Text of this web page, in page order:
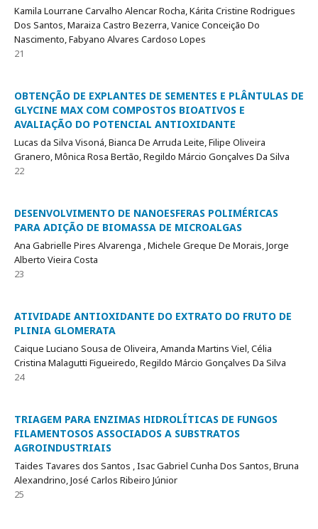
Kamila Lourrane Carvalho Alencar Rocha, Kárita Cristine Rodrigues
Dos Santos, Maraiza Castro Bezerra, Vanice Conceição Do
Nascimento, Fabyano Alvares Cardoso Lopes
21
OBTENÇÃO DE EXPLANTES DE SEMENTES E PLÂNTULAS DE
GLYCINE MAX COM COMPOSTOS BIOATIVOS E
AVALIAÇÃO DO POTENCIAL ANTIOXIDANTE
Lucas da Silva Visoná, Bianca De Arruda Leite, Filipe Oliveira
Granero, Mônica Rosa Bertão, Regildo Márcio Gonçalves Da Silva
22
DESENVOLVIMENTO DE NANOESFERAS POLIMÉRICAS
PARA ADIÇÃO DE BIOMASSA DE MICROALGAS
Ana Gabrielle Pires Alvarenga , Michele Greque De Morais, Jorge
Alberto Vieira Costa
23
ATIVIDADE ANTIOXIDANTE DO EXTRATO DO FRUTO DE
PLINIA GLOMERATA
Caique Luciano Sousa de Oliveira, Amanda Martins Viel, Célia
Cristina Malagutti Figueiredo, Regildo Márcio Gonçalves Da Silva
24
TRIAGEM PARA ENZIMAS HIDROLÍTICAS DE FUNGOS
FILAMENTOSOS ASSOCIADOS A SUBSTRATOS
AGROINDUSTRIAIS
Taides Tavares dos Santos , Isac Gabriel Cunha Dos Santos, Bruna
Alexandrino, José Carlos Ribeiro Júnior
25